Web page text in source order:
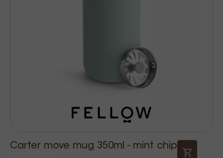
Carter move mug 350ml - mint chip